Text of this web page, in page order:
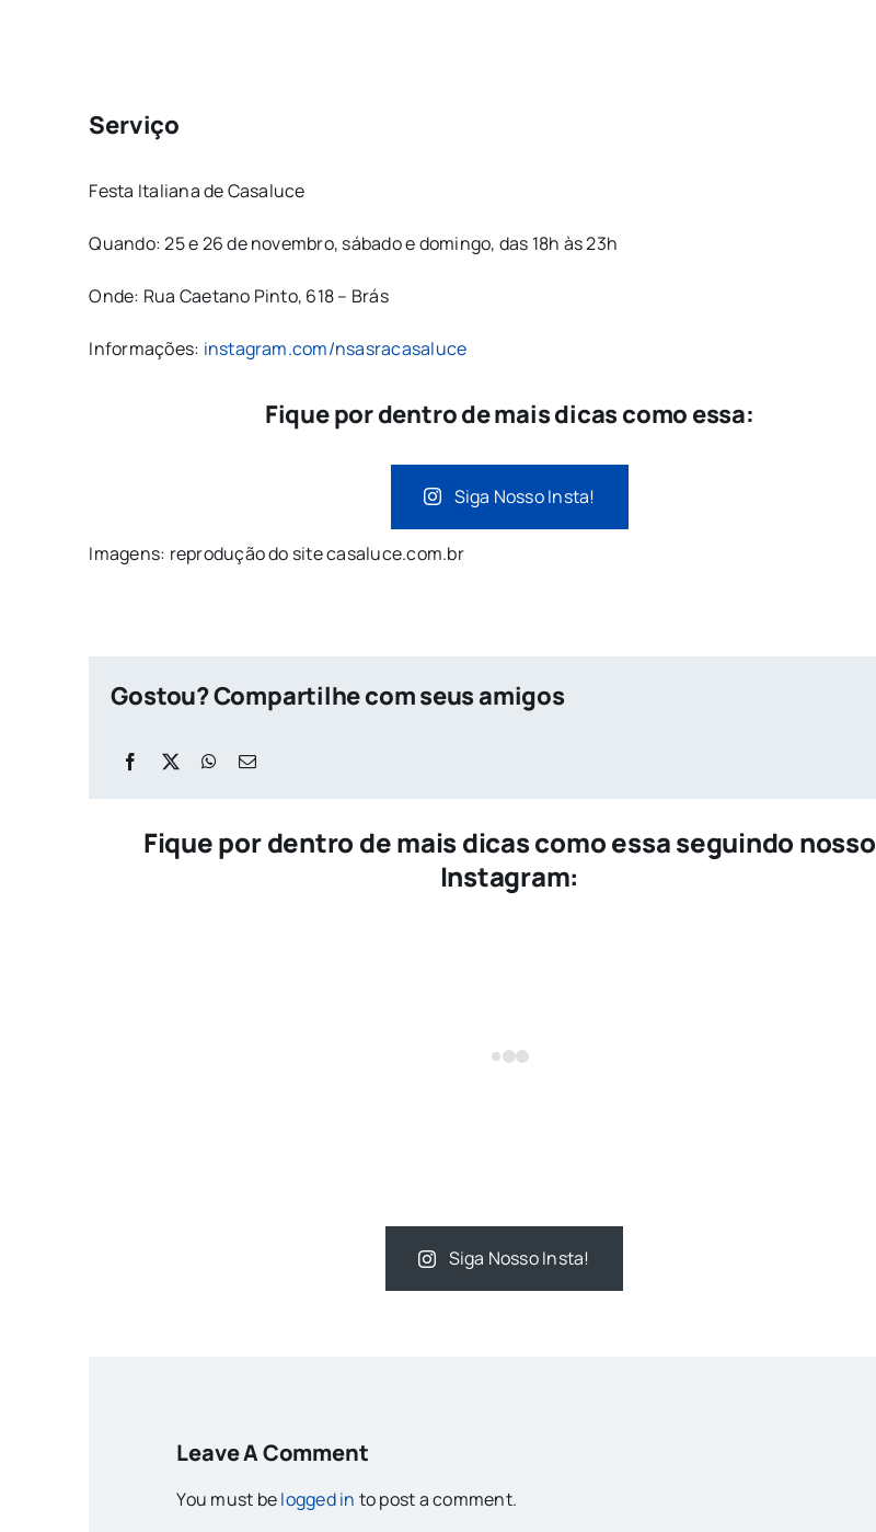
Serviço
Festa Italiana de Casaluce
Quando: 25 e 26 de novembro, sábado e domingo, das 18h às 23h
Onde: Rua Caetano Pinto, 618 – Brás
Informações: instagram.com/nsasracasaluce
Fique por dentro de mais dicas como essa:
Siga Nosso Insta!
Imagens: reprodução do site casaluce.com.br
Gostou? Compartilhe com seus amigos
Fique por dentro de mais dicas como essa seguindo nosso
Instagram:
Siga Nosso Insta!
Leave A Comment
You must belogged in to post a comment.